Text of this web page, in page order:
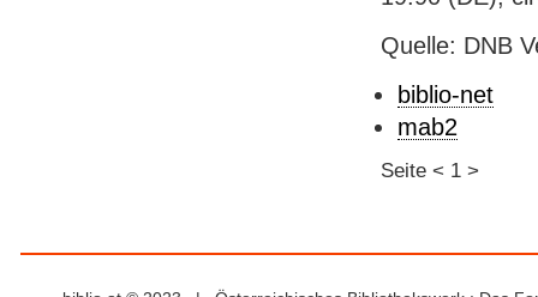
Quelle: DNB
biblio-net
mab2
Seite < 1 >